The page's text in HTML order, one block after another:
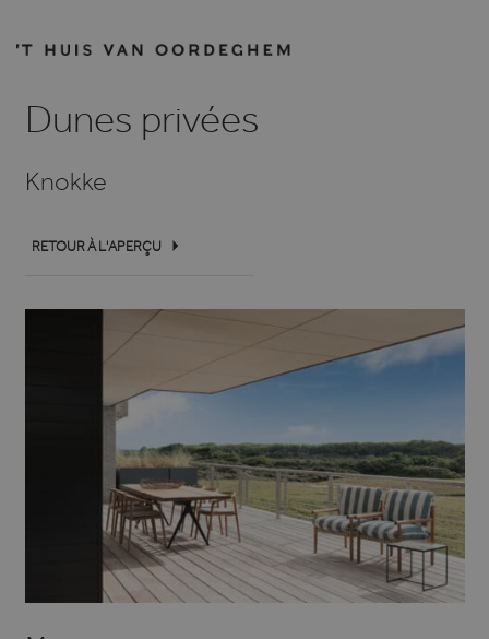
Dunes privées
Knokke
RETOUR À L'APERÇU